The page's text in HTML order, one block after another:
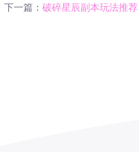
下一篇： 破碎星辰副本玩法推